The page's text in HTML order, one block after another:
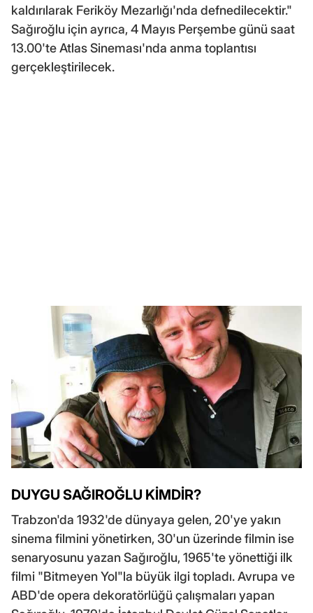
kaldırılarak Feriköy Mezarlığı'nda defnedilecektir."
Sağıroğlu için ayrıca, 4 Mayıs Perşembe günü saat
13.00'te Atlas Sineması'nda anma toplantısı
gerçekleştirilecek.
DUYGU SAĞIROĞLU KİMDİR?
Trabzon'da 1932'de dünyaya gelen, 20'ye yakın
sinema filmini yönetirken, 30'un üzerinde filmin ise
senaryosunu yazan Sağıroğlu, 1965'te yönettiği ilk
filmi "Bitmeyen Yol"la büyük ilgi topladı. Avrupa ve
ABD'de opera dekoratörlüğü çalışmaları yapan